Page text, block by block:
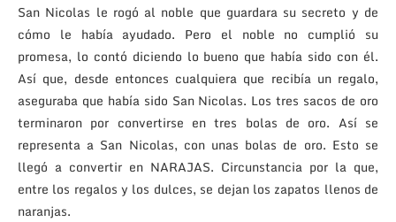
San Nicolas le rogó al noble que guardara su secreto y de
cómo le había ayudado. Pero el noble no cumplió su
promesa, lo contó diciendo lo bueno que había sido con él.
Así que, desde entonces cualquiera que recibía un regalo,
aseguraba que había sido San Nicolas. Los tres sacos de oro
terminaron por convertirse en tres bolas de oro. Así se
representa a San Nicolas, con unas bolas de oro. Esto se
llegó a convertir en NARAJAS. Circunstancia por la que,
entre los regalos y los dulces, se dejan los zapatos llenos de
naranjas.